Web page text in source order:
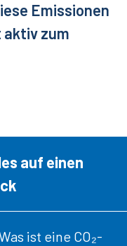
Emissionen
aktiv zum
auf einen
ist eine CO₂-